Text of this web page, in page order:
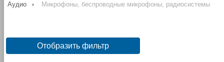
Аудио Микрофоны, беспроводные микрофоны, радиосистемы
Отобразить фильтр